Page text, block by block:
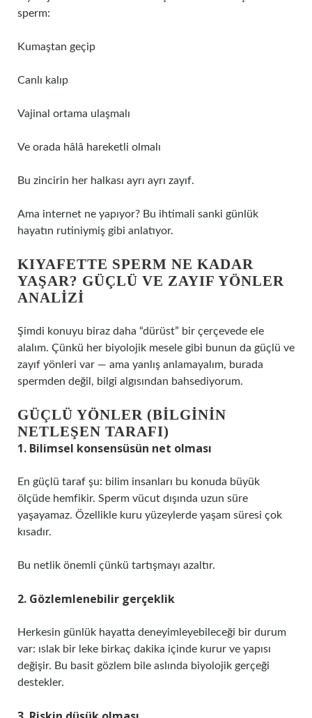
sperm:
Kumaştan geçip
Canlı kalıp
Vajinal ortama ulaşmalı
Ve orada hâlâ hareketli olmalı
Bu zincirin her halkası ayrı ayrı zayıf.
Ama internet ne yapıyor? Bu ihtimali sanki günlük
hayatın rutiniymiş gibi anlatıyor.
KIYAFETTE SPERM NE KADAR
YAŞAR? GÜÇLÜ VE ZAYIF YÖNLER
ANALIZI
Şimdi konuyu biraz daha “dürüst” bir çerçevede ele
alalım. Çünkü her biyolojik mesele gibi bunun da güçlü ve
zayıf yönleri var — ama yanlış anlamayalım, burada
spermden değil, bilgi algısından bahsediyorum.
GÜÇLÜ YÖNLER (BILGININ
NETLEŞEN TARAFI)
1. Bilimsel konsensüsün net olması
En güçlü taraf şu: bilim insanları bu konuda büyük
ölçüde hemfikir. Sperm vücut dışında uzun süre
yaşayamaz. Özellikle kuru yüzeylerde yaşam süresi çok
kısadır.
Bu netlik önemli çünkü tartışmayı azaltır.
2. Gözlemlenebilir gerçeklik
Herkesin günlük hayatta deneyimleyebileceği bir durum
var: ıslak bir leke birkaç dakika içinde kurur ve yapısı
değişir. Bu basit gözlem bile aslında biyolojik gerçeği
destekler.